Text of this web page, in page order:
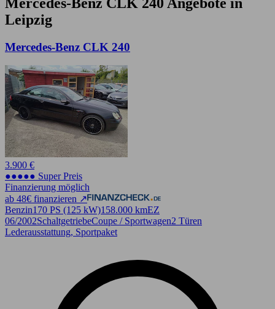
Leipzig
Mercedes-Benz CLK 240
3.900 €
●●●●● Super Preis
Finanzierung möglich
ab 48€ finanzieren ↗
Benzin170 PS (125 kW)158.000 kmEZ
06/2002SchaltgetriebeCoupe / Sportwagen2 Türen
Lederausstattung, Sportpaket